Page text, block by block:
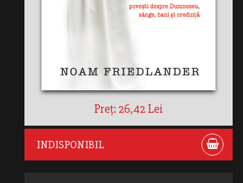
Preț: 26,42 Lei
INDISPONIBIL